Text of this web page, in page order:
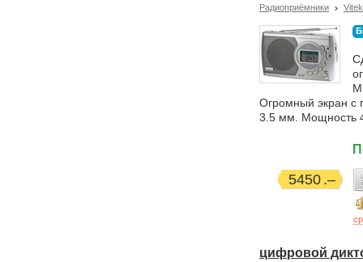
Радиоприёмники Vitek
Огромный экран с
3.5 мм. Мощность
5450
цифровой